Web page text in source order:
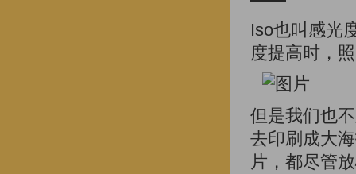
Iso也叫感光
度提高时，
但是我们也
去印刷成大
片，都尽管